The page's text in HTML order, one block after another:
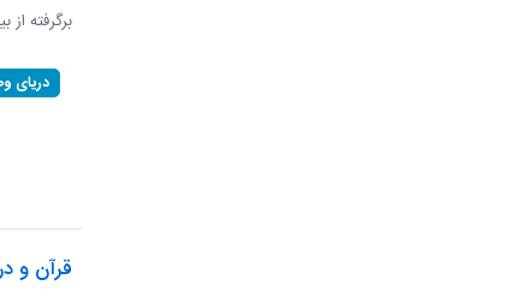
برگرفته از
دریای
قرآن و